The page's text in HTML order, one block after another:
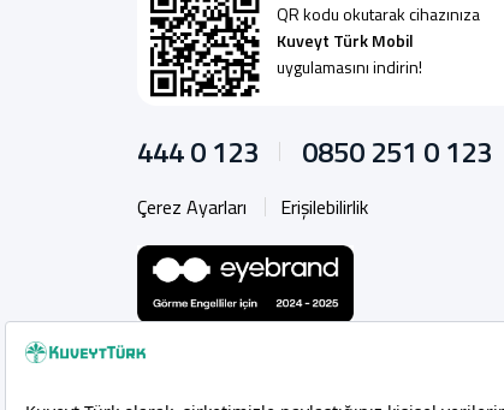
QR kodu okutarak cihazınıza
Kuveyt Türk Mobil
uygulamasını indirin!
444 0 123 0850 251 0 123
Çerez Ayarları Erişilebilirlik